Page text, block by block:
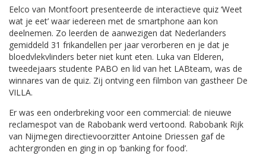
Eelco van Montfoort presenteerde de interactieve quiz ‘Weet
wat je eet’ waar iedereen met de smartphone aan kon
deelnemen. Zo leerden de aanwezigen dat Nederlanders
gemiddeld 31 frikandellen per jaar verorberen en je dat je
bloedvlekvlinders beter niet kunt eten. Luka van Elderen,
tweedejaars studente PABO en lid van het LABteam, was de
winnares van de quiz. Zij ontving een filmbon van gastheer De
VILLA.
Er was een onderbreking voor een commercial: de nieuwe
reclamespot van de Rabobank werd vertoond. Rabobank Rijk
van Nijmegen directievoorzitter Antoine Driessen gaf de
achtergronden en ging in op ‘banking for food’.